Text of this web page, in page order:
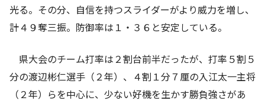
光る。その分、自信を持つスライダーがより威力を増し、
計４９奪三振。防御率は１・３６と安定している。
県大会のチーム打率は２割台前半だったが、打率５割５
分の渡辺彬仁選手（２年）、４割１分７厘の入江太一主将
（２年）らを中心に、少ない好機を生かす勝負強さがあ